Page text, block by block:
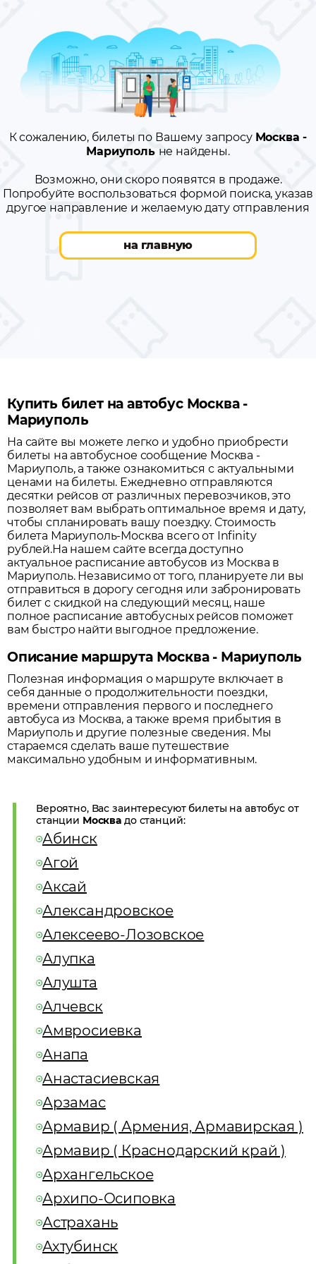
К сожалению, билеты по Вашему запросу Москва -
Мариуполь не найдены.
Возможно, они скоро появятся в продаже.
Попробуйте воспользоваться формой поиска, указав
другое направление и желаемую дату отправления
на главную
Купить билет на автобус Москва -
Мариуполь
На сайте вы можете легко и удобно приобрести
билеты на автобусное сообщение Москва -
Мариуполь, а также ознакомиться с актуальными
ценами на билеты. Ежедневно отправляются
десятки рейсов от различных перевозчиков, это
позволяет вам выбрать оптимальное время и дату,
чтобы спланировать вашу поездку. Стоимость
билета Мариуполь-Москва всего от Infinity
рублей.На нашем сайте всегда доступно
актуальное расписание автобусов из Москва в
Мариуполь. Независимо от того, планируете ли вы
отправиться в дорогу сегодня или забронировать
билет с скидкой на следующий месяц, наше
полное расписание автобусных рейсов поможет
вам быстро найти выгодное предложение.
Описание маршрута Москва - Мариуполь
Полезная информация о маршруте включает в
себя данные о продолжительности поездки,
времени отправления первого и последнего
автобуса из Москва, а также время прибытия в
Мариупольи другие полезные сведения. Мы
стараемся сделать ваше путешествие
максимально удобным и информативным.
Вероятно, Вас заинтересуют билеты на автобус от
станции Москва до станций:
Абинск
Агой
Аксай
Александровское
Алексеево-Лозовское
Алупка
Алушта
Алчевск
Амвросиевка
Анапа
Анастасиевская
Арзамас
Армавир ( Армения, Армавирская )
Армавир ( Краснодарский край )
Архангельское
Архипо-Осиповка
Астрахань
Ахтубинск